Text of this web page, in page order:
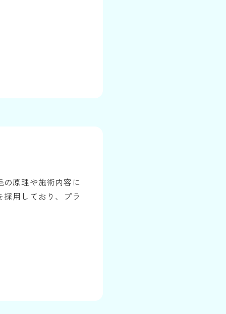
原理や施術内容に
用しており、プラ